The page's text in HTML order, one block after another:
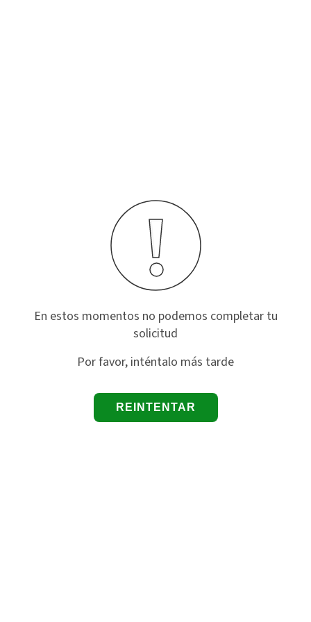
En estos momentos no podemos completar tu
solicitud
Por favor, inténtalo más tarde
REINTENTAR